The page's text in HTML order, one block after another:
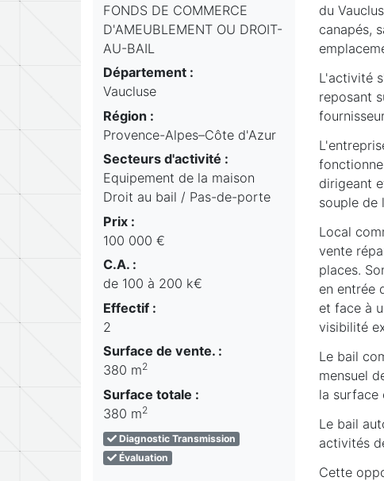
FONDS DE COMMERCE
D'AMEUBLEMENT OU DROIT-
AU-BAIL
Département :
Vaucluse
Région :
Provence-Alpes–Côte d'Azur
Secteurs d'activité :
Equipement de la maison
Droit au bail / Pas-de-porte
Prix :
100 000 €
C.A. :
de 100 à 200 k€
Effectif :
2
Surface de vente. :
380 m2
Surface totale :
380 m2
Diagnostic Transmission
Évaluation
du
canapés,
L'activité
reposant
dirigeant
souple de
Local
vente
places.
en entrée
et face à
visibilité
Le bail
mensuel
la surface
Le bail
activités
Cette